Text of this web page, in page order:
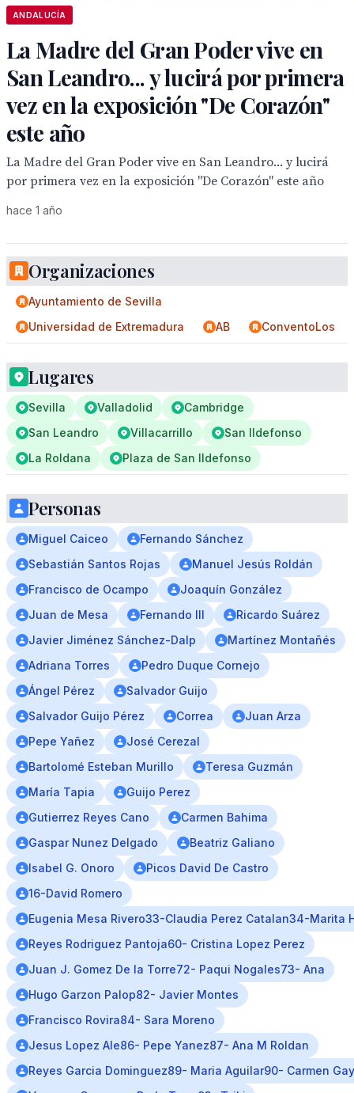
ANDALUCÍA
La Madre del Gran Poder vive en
San Leandro... y lucirá por primera
vez en la exposición "De Corazón"
este año
La Madre del Gran Poder vive en San Leandro... y lucirá
por primera vez en la exposición "De Corazón" este año
hace 1 año
Organizaciones
Ayuntamiento de Sevilla
Universidad de Extremadura
AB ConventoLos
Lugares
Sevilla Valladolid
Cambridge
San Leandro
Villacarrillo
San Ildefonso
La Roldana
Plaza de San Ildefonso
Personas
Miguel Caiceo
Fernando Sánchez
Sebastián Santos Rojas
Manuel Jesús Roldán
Francisco de Ocampo
Joaquín González
Juan de Mesa
Fernando III
Ricardo Suárez
Javier Jiménez Sánchez-Dalp
Martínez Montañés
Adriana Torres
Pedro Duque Cornejo
Ángel Pérez
Salvador Guijo
Salvador Guijo Pérez
Correa
Juan Arza
Pepe Yañez
José Cerezal
Bartolomé Esteban Murillo
Teresa Guzmán
María Tapia
Guijo Perez
Gutierrez Reyes Cano
Carmen Bahima
Gaspar Nunez Delgado
Beatriz Galiano
Isabel G. Onoro
Picos David De Castro
16-David Romero
Eugenia Mesa Rivero33-Claudia Perez Catalan34-Marita
Reyes Rodriguez Pantoja60- Cristina Lopez Perez
Juan J. Gomez De la Torre72- Paqui Nogales73- Ana
Hugo Garzon Palop82- Javier Montes
Francisco Rovira84- Sara Moreno
Jesus Lopez Ale86- Pepe Yanez87- Ana M Roldan
Reyes Garcia Dominguez89- Maria Aguilar90- Carmen